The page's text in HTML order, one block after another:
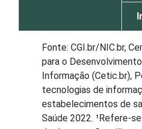
Fonte: CGI.br/NIC.br,
para o
Informação (Cetic.br),
tecnologias de
estabelecimentos de
Saúde 2022. ¹Refere-